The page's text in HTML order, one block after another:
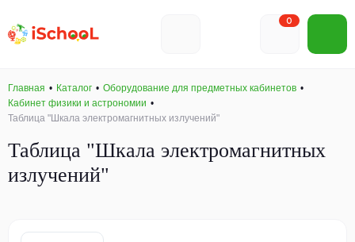
0
Главная Каталог
Оборудование для предметных кабинетов
Кабинет физики и астрономии
Таблица "Шкала электромагнитных излучений"
Таблица "Шкала электромагнитных
излучений"